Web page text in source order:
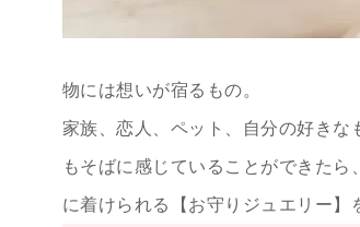
物には想いが宿るもの。
家族、恋人、ペット、自分の好き
もそばに感じていることができたら
に着けられる【お守りジュエリー】